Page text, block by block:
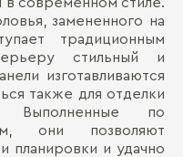
замененного на
традиционным
стильный и
изготавливаются
также для отделки
Выполненные по
они позволяют
планировки и удачно